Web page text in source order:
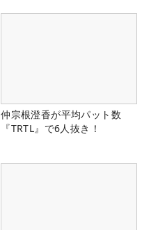
仲宗根澄香が平均パット数
『TRTL』で6人抜き！